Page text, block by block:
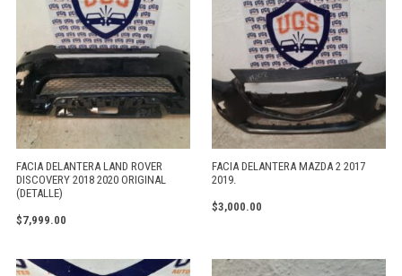
FACIA DELANTERA LAND ROVER
DISCOVERY 2018 2020 ORIGINAL
(DETALLE)
$7,999.00
FACIA DELANTERA MAZDA 2 2017
2019.
$3,000.00